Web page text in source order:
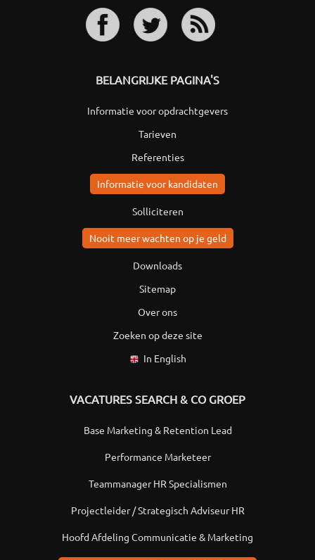
BELANGRIJKE PAGINA'S
Informatie voor opdrachtgevers
Tarieven
Referenties
Informatie voor kandidaten
Solliciteren
Nooit meer wachten op je geld
Downloads
Sitemap
Over ons
Zoeken op deze site
In English
VACATURES SEARCH & CO GROEP
Base Marketing & Retention Lead
Performance Marketeer
Teammanager HR Specialismen
Projectleider / Strategisch Adviseur HR
Hoofd Afdeling Communicatie & Marketing